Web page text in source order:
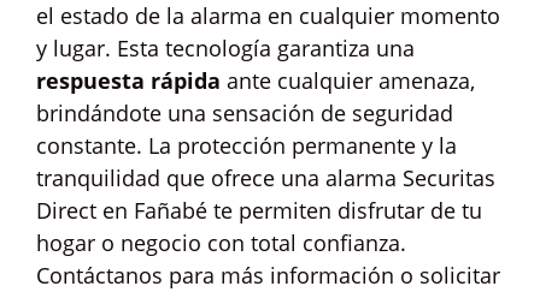
el estado de la alarma en cualquier momento
y lugar. Esta tecnología garantiza una
respuesta rápida ante cualquier amenaza,
brindándote una sensación de seguridad
constante. La protección permanente y la
tranquilidad que ofrece una alarma Securitas
Direct en Fañabé te permiten disfrutar de tu
hogar o negocio con total confianza.
Contáctanos para más información o solicitar